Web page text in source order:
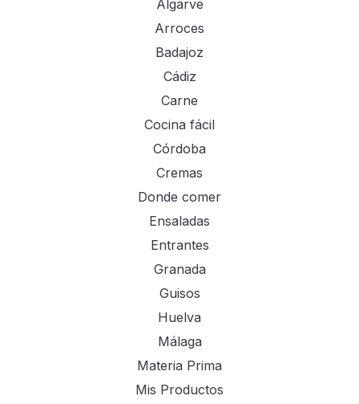
Algarve
Arroces
Badajoz
Cádiz
Carne
Cocina fácil
Córdoba
Cremas
Donde comer
Ensaladas
Entrantes
Granada
Guisos
Huelva
Málaga
Materia Prima
Mis Productos